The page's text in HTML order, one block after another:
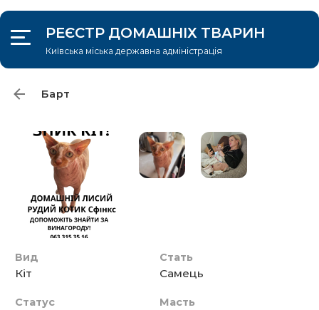
РЕЄСТР ДОМАШНІХ ТВАРИН
Київська міська державна адміністрація
Адопція
Знайдено тварину
Барт
Вид
Кiт
Стать
Самець
Статус Масть